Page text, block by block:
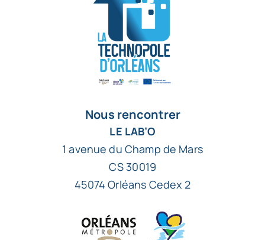
Nous rencontrer
LE LAB’O
1 avenue du Champ de Mars
CS 30019
45074 Orléans Cedex 2